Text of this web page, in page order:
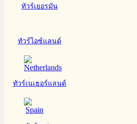
ทัวร์เยอรมัน
ทัวร์ไอซ์แลนด์
ทัวร์เนเธอร์แลนด์